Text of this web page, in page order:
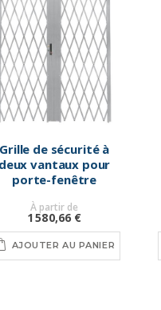
Grille de sécurité à
vantaux pour
porte-fenêtre
À partir de
1 580,66 €
AJOUTER AU PANIER